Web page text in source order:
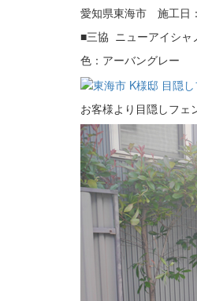
愛知県東海市 施工日
■三協 ニューアイシャ
色：アーバングレー
お客様より目隠しフェ